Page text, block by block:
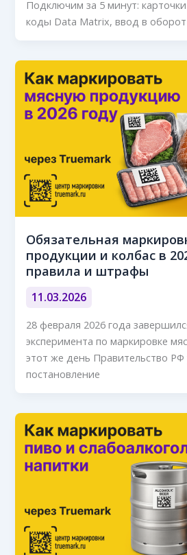
Подключим за 5 минут:
коды Data Matrix, ввод в
Обязательная
продукции и колбас в
правила и штрафы
11.03.2026
28 февраля 2026 года
эксперимента по маркировке
этот же день Правительство РФ
постановление